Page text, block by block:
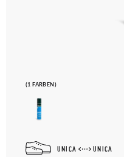
(1 FARBEN)
UNICA UNICA